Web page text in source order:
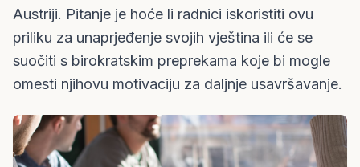
Austriji. Pitanje je hoće li radnici iskoristiti ovu
priliku za unaprjeđenje svojih vještina ili će se
suočiti s birokratskim preprekama koje bi mogle
omesti njihovu motivaciju za daljnje usavršavanje.